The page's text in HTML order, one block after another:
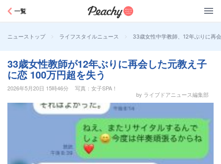
一覧
ニューストップ > ライフスタイルニュース > 33歳女性中学教師、12年ぶりに再
33歳女性教師が12年ぶりに再会した元教え子
に恋 100万円超を失う
2026年5月20日 15時46分
写真：女子SPA！
by ライブドアニュース編集部